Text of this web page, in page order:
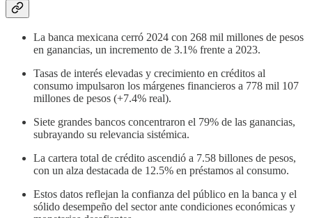
La banca mexicana cerró 2024 con 268 mil millones de pesos
en ganancias, un incremento de 3.1% frente a 2023.
Tasas de interés elevadas y crecimiento en créditos al
consumo impulsaron los márgenes financieros a 778 mil 107
millones de pesos (+7.4% real).
Siete grandes bancos concentraron el 79% de las ganancias,
subrayando su relevancia sistémica.
La cartera total de crédito ascendió a 7.58 billones de pesos,
con un alza destacada de 12.5% en préstamos al consumo.
Estos datos reflejan la confianza del público en la banca y el
sólido desempeño del sector ante condiciones económicas y